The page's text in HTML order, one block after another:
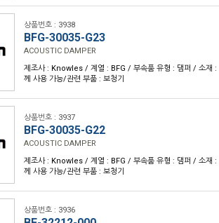
상품번호 : 3938
BFG-30035-G23
ACOUSTIC DAMPER
제조사 : Knowles / 계열 : BFG / 부속품 유형 : 댐퍼 / 소재
께 사용 가능/관련 부품 : 보청기
상품번호 : 3937
BFG-30035-G22
ACOUSTIC DAMPER
제조사 : Knowles / 계열 : BFG / 부속품 유형 : 댐퍼 / 소재
께 사용 가능/관련 부품 : 보청기
상품번호 : 3936